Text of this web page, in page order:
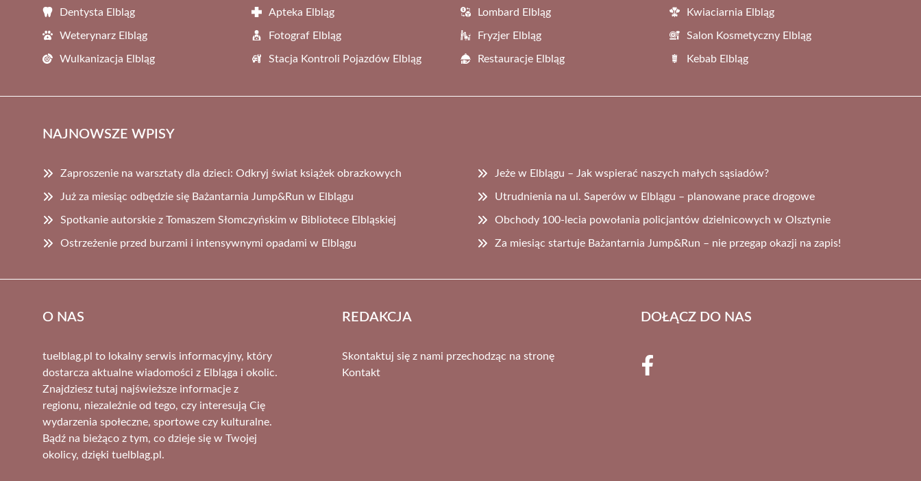
Dentysta Elbląg Apteka Elbląg Lombard Elbląg Kwiaciarnia Elbląg
Weterynarz Elbląg Fotograf Elbląg Fryzjer Elbląg Salon Kosmetyczny Elbląg
Wulkanizacja Elbląg Stacja Kontroli Pojazdów Elbląg Restauracje Elbląg Kebab Elbląg
NAJNOWSZE WPISY
Zaproszenie na warsztaty dla dzieci: Odkryj świat książek obrazkowych Jeże w Elblągu – Jak wspierać naszych małych sąsiadów?
Już za miesiąc odbędzie się Bażantarnia Jump&Run w Elblągu Utrudnienia na ul. Saperów w Elblągu – planowane prace drogowe
Spotkanie autorskie z Tomaszem Słomczyńskim w Bibliotece Elbląskiej Obchody 100-lecia powołania policjantów dzielnicowych w Olsztynie
Ostrzeżenie przed burzami i intensywnymi opadami w Elblągu Za miesiąc startuje Bażantarnia Jump&Run – nie przegap okazji na zapis!
O NAS
tuelblag.pl to lokalny serwis informacyjny, który
dostarcza aktualne wiadomości z Elbląga i okolic.
Znajdziesz tutaj najświeższe informacje z
regionu, niezależnie od tego, czy interesują Cię
wydarzenia społeczne, sportowe czy kulturalne.
Bądź na bieżąco z tym, co dzieje się w Twojej
okolicy, dzięki tuelblag.pl.
REDAKCJA
Skontaktuj się z nami przechodząc na stronę
Kontakt
DOŁĄCZ DO NAS